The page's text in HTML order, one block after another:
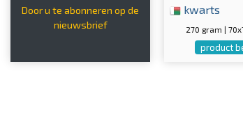
Door u te abonneren op de
nieuwsbrief
kwarts
270 gram |
product